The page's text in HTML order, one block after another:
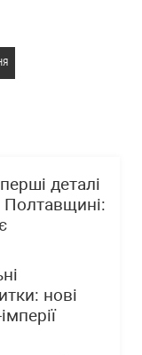
деталі
Полтавщині:
нові